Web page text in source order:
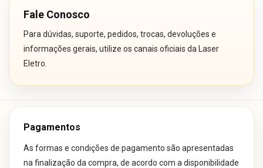
Fale Conosco
Para dúvidas, suporte, pedidos, trocas, devoluções e
informações gerais, utilize os canais oficiais da Laser
Eletro.
Pagamentos
As formas e condições de pagamento são apresentadas
na finalização da compra, de acordo com a disponibilidade